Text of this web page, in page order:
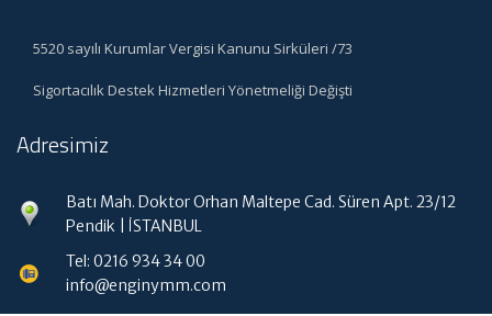
5520 sayılı Kurumlar Vergisi Kanunu Sirküleri /73
Sigortacılık Destek Hizmetleri Yönetmeliği Değişti
Adresimiz
Batı Mah. Doktor Orhan Maltepe Cad. Süren Apt. 23/12
Pendik | İSTANBUL
Tel: 0216 934 34 00
info@enginymm.com